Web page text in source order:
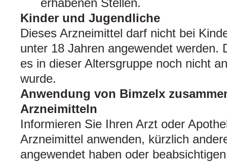
erhabenen Stellen.
Kinder und Jugendliche
Dieses Arzneimittel darf nicht bei
unter 18 Jahren angewendet werden.
es in dieser Altersgruppe noch nicht
wurde.
Anwendung von Bimzelx
Arzneimitteln
Informieren Sie Ihren Arzt oder
Arzneimittel anwenden, kürzlich
angewendet haben oder